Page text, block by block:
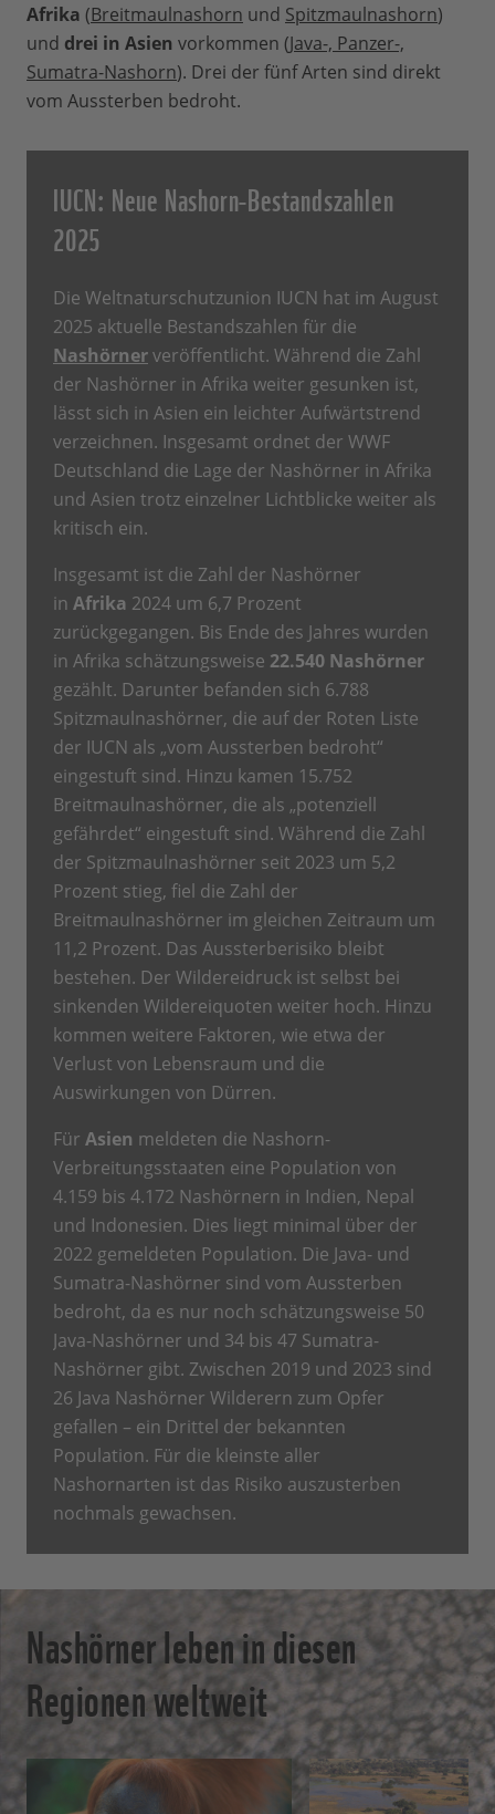
Afrika (Breitmaulnashorn und Spitzmaulnashorn)
und drei in Asien vorkommen (Java-, Panzer-,
Sumatra-Nashorn). Drei der fünf Arten sind direkt
vom Aussterben bedroht.
IUCN: Neue Nashorn-Bestandszahlen
2025
Die Weltnaturschutzunion IUCN hat im August
2025 aktuelle Bestandszahlen für die
Nashörnerveröffentlicht. Während die Zahl
der Nashörner in Afrika weiter gesunken ist,
lässt sich in Asien ein leichter Aufwärtstrend
verzeichnen. Insgesamt ordnet der WWF
Deutschland die Lage der Nashörner in Afrika
und Asien trotz einzelner Lichtblicke weiter als
kritisch ein.
Insgesamt ist die Zahl der Nashörner
in Afrika 2024 um 6,7 Prozent
zurückgegangen. Bis Ende des Jahres wurden
in Afrika schätzungsweise 22.540 Nashörner
gezählt. Darunter befanden sich 6.788
Spitzmaulnashörner, die auf der Roten Liste
der IUCN als „vom Aussterben bedroht“
eingestuft sind. Hinzu kamen 15.752
Breitmaulnashörner, die als „potenziell
gefährdet“ eingestuft sind. Während die Zahl
der Spitzmaulnashörner seit 2023 um 5,2
Prozent stieg, fiel die Zahl der
Breitmaulnashörner im gleichen Zeitraum um
11,2 Prozent. Das Aussterberisiko bleibt
bestehen. Der Wildereidruck ist selbst bei
sinkenden Wildereiquoten weiter hoch. Hinzu
kommen weitere Faktoren, wie etwa der
Verlust von Lebensraum und die
Auswirkungen von Dürren.
Für Asien meldeten die Nashorn-
Verbreitungsstaaten eine Population von
4.159 bis 4.172 Nashörnern in Indien, Nepal
und Indonesien. Dies liegt minimal über der
2022 gemeldeten Population. Die Java- und
Sumatra-Nashörner sind vom Aussterben
bedroht, da es nur noch schätzungsweise 50
Java-Nashörner und 34 bis 47 Sumatra-
Nashörner gibt. Zwischen 2019 und 2023 sind
26 Java Nashörner Wilderern zum Opfer
gefallen – ein Drittel der bekannten
Population. Für die kleinste aller
Nashornarten ist das Risiko auszusterben
nochmals gewachsen.
Nashörner leben in diesen
Regionen weltweit